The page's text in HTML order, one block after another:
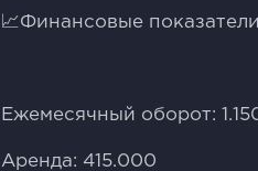
📈Финансовые
Ежемесячный оборот:
Аренда: 415.000